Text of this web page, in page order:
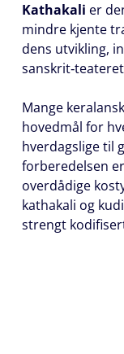
Kathakali er
mindre kjente
dens utvikling,
sanskrit‑teateret
Mange
hovedmål for
hverdagslige til
forberedelsen
overdådige
kathakali og
strengt